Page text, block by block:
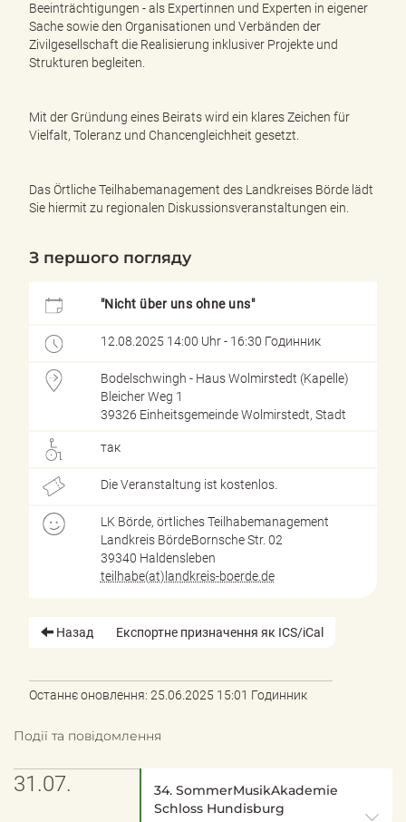
Beeinträchtigungen - als Expertinnen und Experten in eigener
Sache sowie den Organisationen und Verbänden der
Zivilgesellschaft die Realisierung inklusiver Projekte und
Strukturen begleiten.
Mit der Gründung eines Beirats wird ein klares Zeichen für
Vielfalt, Toleranz und Chancengleichheit gesetzt.
Das Örtliche Teilhabemanagement des Landkreises Börde lädt
Sie hiermit zu regionalen Diskussionsveranstaltungen ein.
З першого погляду
"Nicht über uns ohne uns"
12.08.2025 14:00 Uhr - 16:30 Годинник
Bodelschwingh - Haus Wolmirstedt (Kapelle)
Bleicher Weg 1
39326 Einheitsgemeinde Wolmirstedt, Stadt
так
Die Veranstaltung ist kostenlos.
LK Börde, örtliches Teilhabemanagement
Landkreis BördeBornsche Str. 02
39340 Haldensleben
teilhabe(at)landkreis-boerde.de
Назад Експортне призначення як ICS/iCal
Останнє оновлення: 25.06.2025 15:01 Годинник
Події та повідомлення
31.07.
34. SommerMusikAkademie
Schloss Hundisburg